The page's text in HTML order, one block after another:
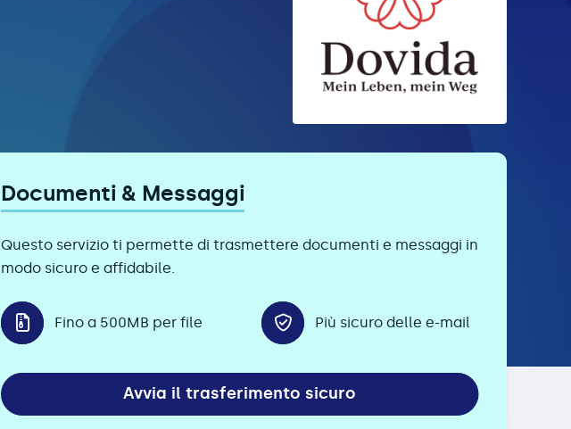
Documenti & Messaggi
Questo servizio ti permette di trasmettere documenti e messaggi in
modo sicuro e affidabile.
Fino a 500MB per file Più sicuro delle e-mail
Avvia il trasferimento sicuro